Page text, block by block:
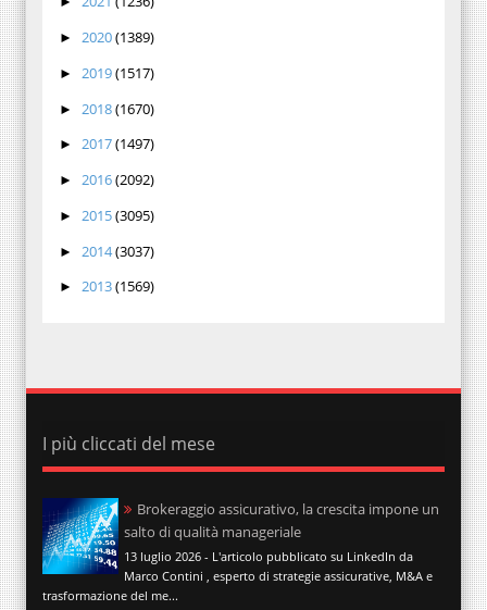
► 2020(1389)
► 2019(1517)
► 2018(1670)
► 2017(1497)
► 2016(2092)
► 2015(3095)
► 2014(3037)
► 2013(1569)
I più cliccati del mese
Brokeraggio assicurativo, la crescita impone un
salto di qualità manageriale
13 luglio 2026 - L'articolo pubblicato su LinkedIn da
Marco Contini , esperto di strategie assicurative, M&A e
trasformazione del me...